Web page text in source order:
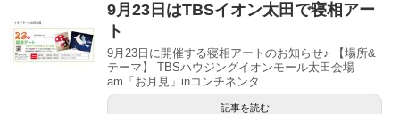
9月23日はTBSイオン太田で寝相アー
ト
9月23日に開催する寝相アートのお知らせ♪ 【場所&
テーマ】 TBSハウジングイオンモール太田会場
am「お月見」inコンチネンタ...
記事を読む